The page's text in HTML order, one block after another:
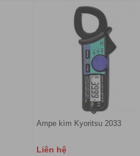
Ampe kìm Kyoritsu 2033
Liên hệ